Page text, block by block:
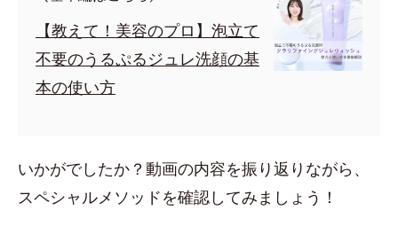
【教えて！美容のプロ】泡立て
不要のうるぷるジュレ洗顔の基
本の使い方
いかがでしたか？動画の内容を振り返りながら、
スペシャルメソッドを確認してみましょう！